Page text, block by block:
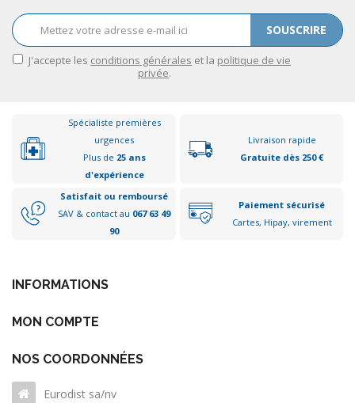
SOUSCRIRE
J'accepte les conditions générales et la politique de vie
privée.
Spécialiste premières
urgences
Plus de 25 ans
d'expérience
Livraison rapide
Gratuite dès 250 €
Satisfait ou remboursé
SAV & contact au 067 63 49
90
Paiement sécurisé
Cartes, Hipay, virement
INFORMATIONS
MON COMPTE
NOS COORDONNÉES
Eurodist sa/nv